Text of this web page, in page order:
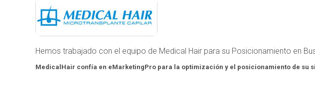
Hemos trabajado con el equipo de Medical Hair para su Posicionamiento en
MedicalHair confía en eMarketingPro para la optimización y el posicionamiento de su